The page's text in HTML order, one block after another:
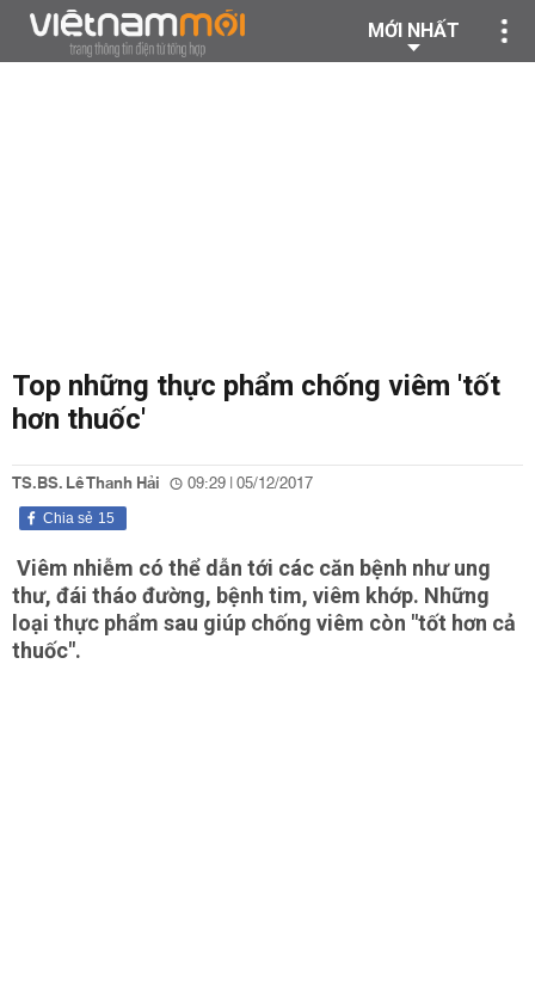
MỚI NHẤT
Top những thực phẩm chống viêm 'tốt
hơn thuốc'
TS.BS. Lê Thanh Hải 09:29 | 05/12/2017
15
Chia sẻ
Viêm nhiễm có thể dẫn tới các căn bệnh như ung
thư, đái tháo đường, bệnh tim, viêm khớp. Những
loại thực phẩm sau giúp chống viêm còn "tốt hơn cả
thuốc".